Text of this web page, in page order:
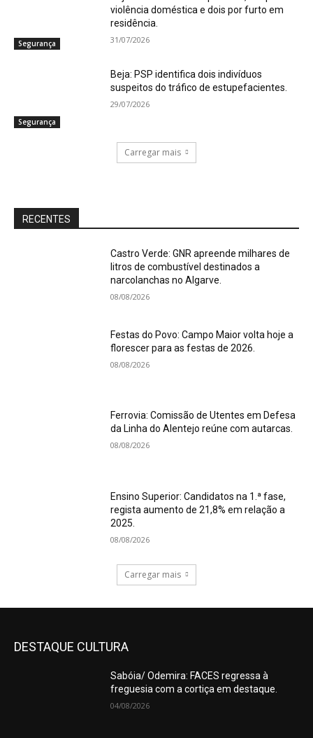
Segurança
violência doméstica e dois por furto em
residência.
31/07/2026
Segurança
Beja: PSP identifica dois indivíduos
suspeitos do tráfico de estupefacientes.
29/07/2026
Carregar mais
RECENTES
Castro Verde: GNR apreende milhares de
litros de combustível destinados a
narcolanchas no Algarve.
08/08/2026
Festas do Povo: Campo Maior volta hoje a
florescer para as festas de 2026.
08/08/2026
Ferrovia: Comissão de Utentes em Defesa
da Linha do Alentejo reúne com autarcas.
08/08/2026
Ensino Superior: Candidatos na 1.ª fase,
regista aumento de 21,8% em relação a
2025.
08/08/2026
Carregar mais
DESTAQUE CULTURA
Sabóia/ Odemira: FACES regressa à
freguesia com a cortiça em destaque.
04/08/2026